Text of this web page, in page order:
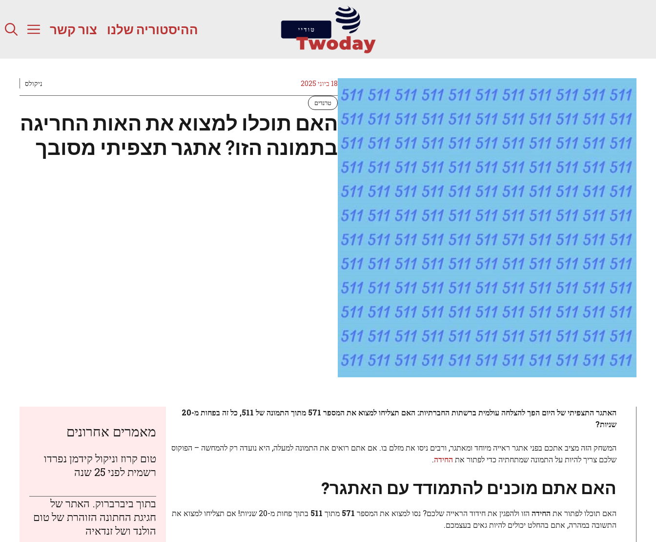
ההיסטוריה שלנו צור קשר
18 ביוני 2025 ניקולס
טרנדים
האם תוכלו למצוא את האות החריגה
בתמונה הזו? אתגר תצפיתי מסובך
האתגר התצפיתי של היום הפך להצלחה עולמית ברשתות החברתיות: האם תצליחו למצוא את המספר 571 מתוך התמונה של 511, כל זה בפחות מ-20
שניות?
המשחק הזה מציב אתכם בפני אתגר ראייה מיוחד ומאתגר, ורבים ניסו את מזלם בו. אם אתם רואים את התמונה למעלה, היא נועדה רק להמחשה – הפוקוס
שלכם צריך להיות על התמונה שמתחתיה כדי לפתור את החידה.
האם אתם מוכנים להתמודד עם האתגר?
האם תוכלו לפתור את החידה הזו ולהפגין את חידוד הראייה שלכם? נסו למצוא את המספר 571 מתוך 511
בתוך פחות מ-20 שניות! אם תצליחו למצוא את
התשובה במהרה, אתם בהחלט יכולים להיות גאים בעצמכם.
מאמרים אחרונים
טום קרוז וניקול קידמן נפרדו
רשמית לפני 25 שנה
בתוך ביברברוק. האתר של
חגיגת החתונה הזוהרת של טום
הולנד ושל זנדאיה